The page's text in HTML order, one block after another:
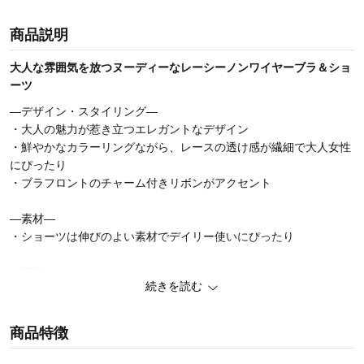
商品説明
大人な雰囲気を放つヌーディーなレーシーノンワイヤーブラ＆ショ
ーツ
―デザイン・スタイリング―
・大人の魅力が惹き立つエレガントなデザイン
・鮮やかなカラーリングながら、レースの透け感が繊細で大人女性
にぴったり
・ブラフロントのチャーム付きリボンがアクセント
―素材―
・ショーツは伸びのよい素材でデイリー使いにぴったり
・下厚モールドカップでバストをぐっと持ち上げて美胸が完成
っかり谷間メイクしてくれます
続きを読む
商品特徴